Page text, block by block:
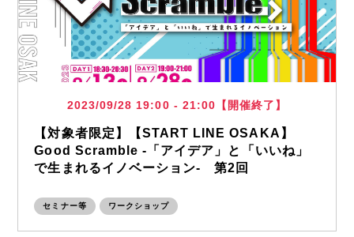
2023/09/28 19:00 - 21:00【開催終了】
【対象者限定】【START LINE OSAKA】
Good Scramble -「アイデア」と「いいね」
で生まれるイノベーション- 第2回
セミナー等 ワークショップ